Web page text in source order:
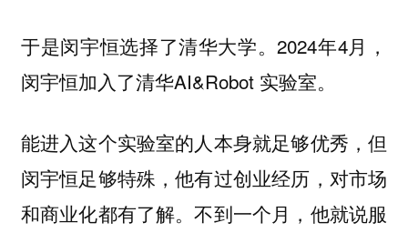
于是闵宇恒选择了清华大学。2024年4月，
闵宇恒加入了清华AI&Robot 实验室。
能进入这个实验室的人本身就足够优秀，但
闵宇恒足够特殊，他有过创业经历，对市场
和商业化都有了解。不到一个月，他就说服